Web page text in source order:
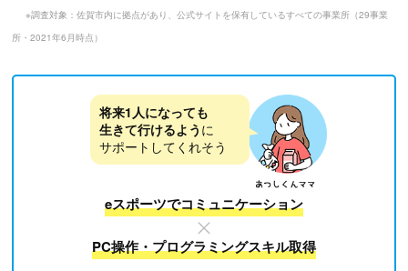
※調査対象：佐賀市内に拠点があり、公式サイトを保有しているすべての事業所（29事業
所・2021年6月時点）
将来1人になっても
生きて行けるよう に
サポートしてくれそう
eスポーツでコミュニケーション
PC操作・プログラミングスキル取得